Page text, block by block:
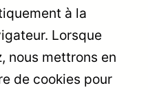
à la
Lorsque
nous mettrons en
de cookies pour